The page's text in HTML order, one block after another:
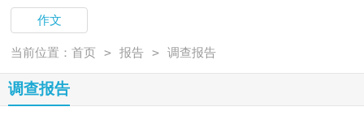
作文
当前位置：首页 > 报告 > 调查报告
调查报告